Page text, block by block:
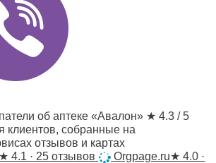
об аптеке «Авалон» ★ 4.3 / 5
клиентов, собранные на
отзывов и картах
★ 4.1 · 25 отзывов Orgpage.ru★ 4.0 ·